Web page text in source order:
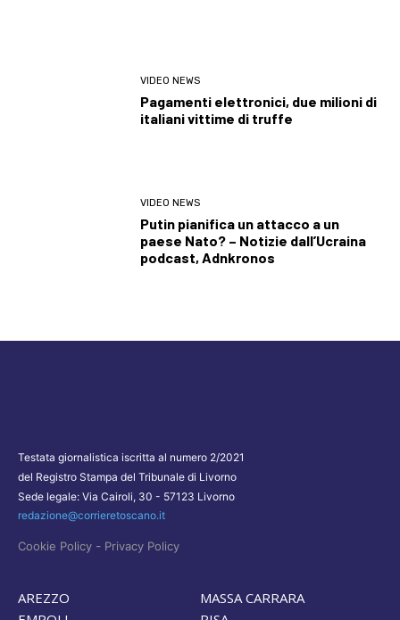
VIDEO NEWS
Pagamenti elettronici, due milioni di
italiani vittime di truffe
VIDEO NEWS
Putin pianifica un attacco a un
paese Nato? – Notizie dall’Ucraina
podcast, Adnkronos
Testata giornalistica iscritta al numero 2/2021
del Registro Stampa del Tribunale di Livorno
Sede legale: Via Cairoli, 30 - 57123 Livorno
redazione@corrieretoscano.it
Cookie Policy - Privacy Policy
AREZZO
MASSA CARRARA